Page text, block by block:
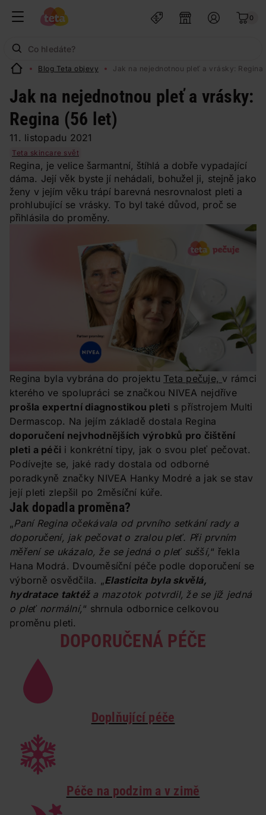
0
Blog Teta objevy Jak na nejednotnou pleť a vrásky: Regina
Jak na nejednotnou pleť a vrásky:
Regina (56 let)
11. listopadu 2021
Teta skincare svět
Regina, je velice šarmantní, štíhlá a dobře vypadající
dáma. Její věk byste jí nehádali, bohužel ji, stejně jako
ženy v jejím věku trápí barevná nesrovnalost pleti a
prohlubující se vrásky. To byl také důvod, proč se
přihlásila do proměny.
Regina byla vybrána do projektu Teta pečuje, v rámci
kterého ve spolupráci se značkou NIVEA nejdříve
prošla expertní diagnostikou pleti s přístrojem Multi
Dermascop. Na jejím základě dostala Regina
doporučení nejvhodnějších výrobků pro čištění
pleti a péči i konkrétní tipy, jak o svou pleť pečovat.
Podívejte se, jaké rady dostala od odborné
poradkyně značky NIVEA Hanky Modré a jak se stav
její pleti zlepšil po 2měsíční kúře.
Jak dopadla proměna?
„Paní Regina očekávala od prvního setkání rady a
doporučení, jak pečovat o zralou pleť. Při prvním
měření se ukázalo, že se jedná o pleť sušší,“ řekla
Hana Modrá. Dvouměsíční péče podle doporučení se
výborně osvědčila. „Elasticita byla skvělá,
hydratace taktéž a mazotok potvrdil, že se již jedná
o pleť normální,“ shrnula odbornice celkovou
proměnu pleti.
DOPORUČENÁ PÉČE
Doplňující péče
Péče na podzim a v zimě